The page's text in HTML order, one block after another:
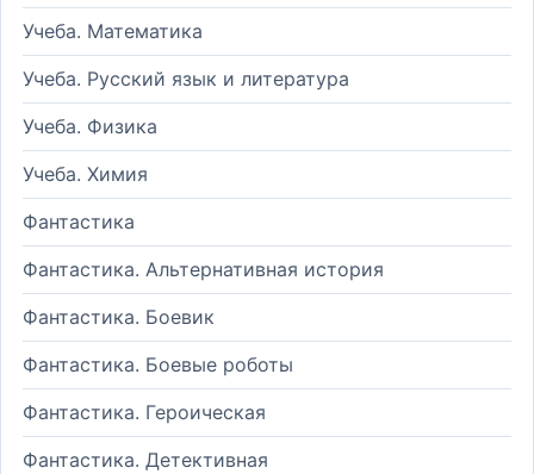
Учеба. Математика
Учеба. Русский язык и литература
Учеба. Физика
Учеба. Химия
Фантастика
Фантастика. Альтернативная история
Фантастика. Боевик
Фантастика. Боевые роботы
Фантастика. Героическая
Фантастика. Детективная